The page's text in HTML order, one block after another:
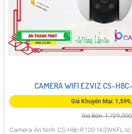
CAMERA WIFI EZVIZ CS-
Giá Khuyến Mại:
Giá Bán:
Camera An Ninh CS-H8c-R100-1K3WKFL